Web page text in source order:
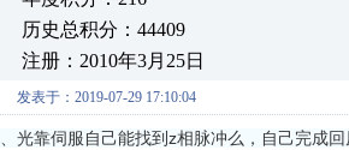
历史总积分：44409
注册：2010年3月25日
发表于：2019-07-29 17:10:04
、光靠伺服自己能找到z相脉冲么，自己完成回